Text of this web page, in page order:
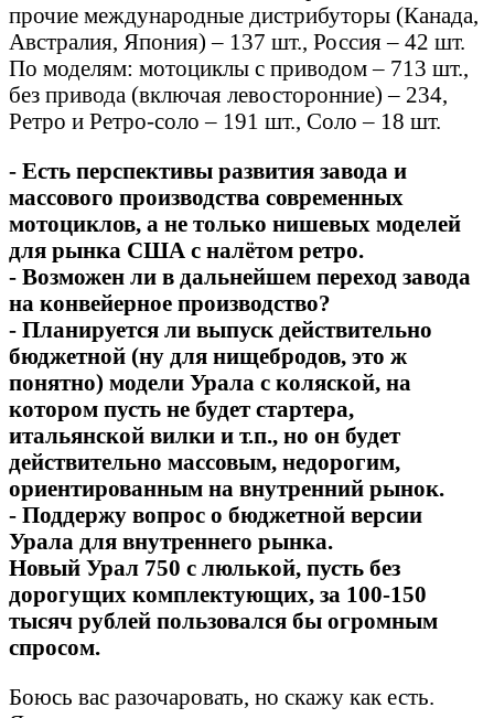
прочие международные дистрибуторы (Канада,
Австралия, Япония) – 137 шт., Россия – 42 шт.
По моделям: мотоциклы с приводом – 713 шт.,
без привода (включая левосторонние) – 234,
Ретро и Ретро-соло – 191 шт., Соло – 18 шт.
- Есть перспективы развития завода и
массового производства современных
мотоциклов, а не только нишевых моделей
для рынка США с налётом ретро.
- Возможен ли в дальнейшем переход завода
на конвейерное производство?
- Планируется ли выпуск действительно
бюджетной (ну для нищебродов, это ж
понятно) модели Урала с коляской, на
котором пусть не будет стартера,
итальянской вилки и т.п., но он будет
действительно массовым, недорогим,
ориентированным на внутренний рынок.
- Поддержу вопрос о бюджетной версии
Урала для внутреннего рынка.
Новый Урал 750 с люлькой, пусть без
дорогущих комплектующих, за 100-150
тысяч рублей пользовался бы огромным
спросом.
Боюсь вас разочаровать, но скажу как есть.